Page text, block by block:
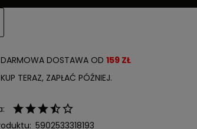
DOSTAWA OD 159 ZŁ
TERAZ, ZAPŁAĆ PÓŹNIEJ.
5902533318193